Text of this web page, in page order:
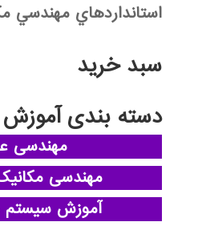
استانداردهاي مهندسي
سبد خرید
دسته بندی
مهندسی
مهندسی
آموزش سیستم